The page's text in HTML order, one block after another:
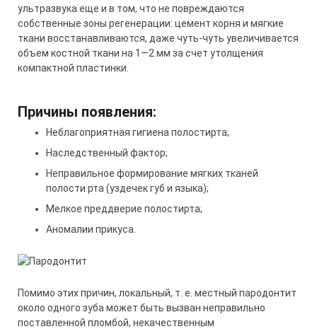
ультразвука еще и в том, что не повреждаются
собственные зоны регенерации: цемент корня и мягкие
ткани восстанавливаются, даже чуть-чуть увеличивается
объем костной ткани на 1—2 мм за счет утолщения
компактной пластинки.
Причины появления:
Неблагоприятная гигиена полостирта;
Наследственный фактор;
Неправильное формирование мягких тканей
полости рта (уздечек губ и языка);
Мелкое преддверие полостирта;
Аномалии прикуса.
Помимо этих причин, локальный, т. е. местный пародонтит
около одного зуба может быть вызван неправильно
поставленной пломбой, некачественным